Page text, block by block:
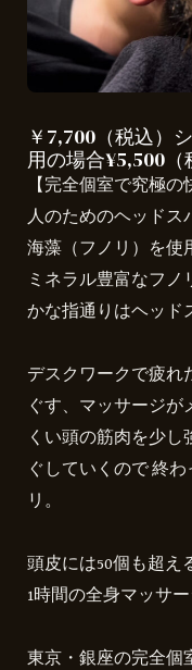
￥7,700（税込）
用の場合¥5,500（
【完全個室で究極
人のためのヘッドス
海藻（フノリ）を使
ミネラル豊富なフノ
かな指通りはヘッド
デスクワークで疲れ
ぐす、マッサージが
くい頭の筋肉を少し
ぐしていくので 終
リ。
頭皮には50個も超え
1時間の全身マッサ
東京・銀座の完全個